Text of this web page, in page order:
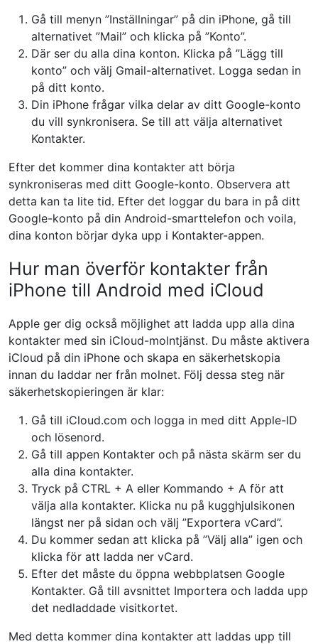
Gå till menyn ”Inställningar” på din iPhone, gå till
alternativet ”Mail” och klicka på ”Konto”.
Där ser du alla dina konton. Klicka på ”Lägg till
konto” och välj Gmail-alternativet. Logga sedan in
på ditt konto.
Din iPhone frågar vilka delar av ditt Google-konto
du vill synkronisera. Se till att välja alternativet
Kontakter.
Efter det kommer dina kontakter att börja
synkroniseras med ditt Google-konto. Observera att
detta kan ta lite tid. Efter det loggar du bara in på ditt
Google-konto på din Android-smarttelefon och voila,
dina konton börjar dyka upp i Kontakter-appen.
Hur man överför kontakter från
iPhone till Android med iCloud
Apple ger dig också möjlighet att ladda upp alla dina
kontakter med sin iCloud-molntjänst. Du måste aktivera
iCloud på din iPhone och skapa en säkerhetskopia
innan du laddar ner från molnet. Följ dessa steg när
säkerhetskopieringen är klar:
Gå till iCloud.com och logga in med ditt Apple-ID
och lösenord.
Gå till appen Kontakter och på nästa skärm ser du
alla dina kontakter.
Tryck på CTRL + A eller Kommando + A för att
välja alla kontakter. Klicka nu på kugghjulsikonen
längst ner på sidan och välj ”Exportera vCard”.
Du kommer sedan att klicka på ”Välj alla” igen och
klicka för att ladda ner vCard.
Efter det måste du öppna webbplatsen Google
Kontakter. Gå till avsnittet Importera och ladda upp
det nedladdade visitkortet.
Med detta kommer dina kontakter att laddas upp till